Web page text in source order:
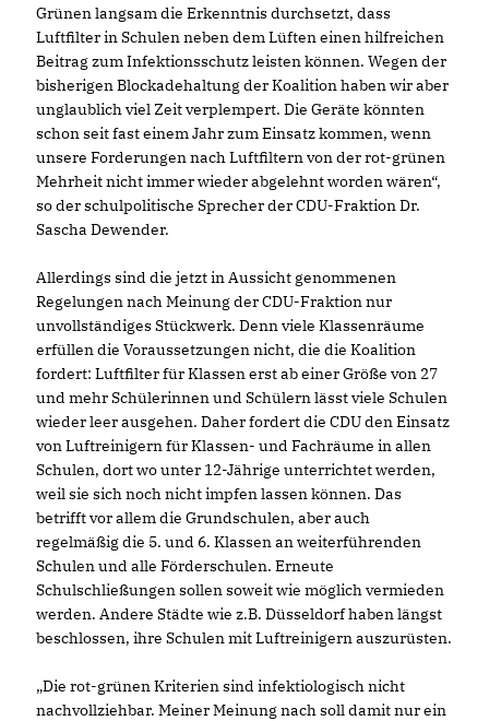
Grünen langsam die Erkenntnis durchsetzt, dass
Luftfilter in Schulen neben dem Lüften einen hilfreichen
Beitrag zum Infektionsschutz leisten können. Wegen der
bisherigen Blockadehaltung der Koalition haben wir aber
unglaublich viel Zeit verplempert. Die Geräte könnten
schon seit fast einem Jahr zum Einsatz kommen, wenn
unsere Forderungen nach Luftfiltern von der rot-grünen
Mehrheit nicht immer wieder abgelehnt worden wären“,
so der schulpolitische Sprecher der CDU-Fraktion Dr.
Sascha Dewender.
Allerdings sind die jetzt in Aussicht genommenen
Regelungen nach Meinung der CDU-Fraktion nur
unvollständiges Stückwerk. Denn viele Klassenräume
erfüllen die Voraussetzungen nicht, die die Koalition
fordert: Luftfilter für Klassen erst ab einer Größe von 27
und mehr Schülerinnen und Schülern lässt viele Schulen
wieder leer ausgehen. Daher fordert die CDU den Einsatz
von Luftreinigern für Klassen- und Fachräume in allen
Schulen, dort wo unter 12-Jährige unterrichtet werden,
weil sie sich noch nicht impfen lassen können. Das
betrifft vor allem die Grundschulen, aber auch
regelmäßig die 5. und 6. Klassen an weiterführenden
Schulen und alle Förderschulen. Erneute
Schulschließungen sollen soweit wie möglich vermieden
werden. Andere Städte wie z.B. Düsseldorf haben längst
beschlossen, ihre Schulen mit Luftreinigern auszurüsten.
Die rot-grünen Kriterien sind infektiologisch nicht
nachvollziehbar. Meiner Meinung nach soll damit nur ein